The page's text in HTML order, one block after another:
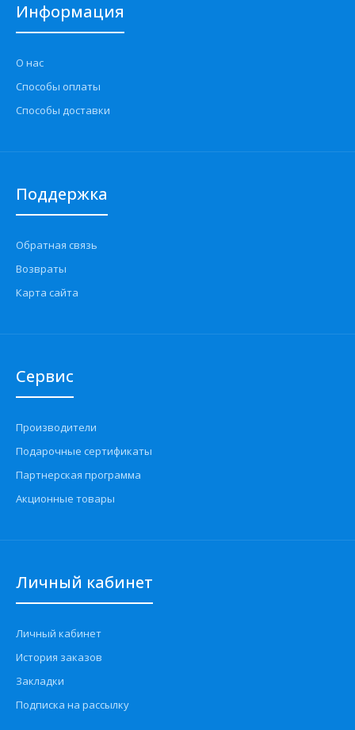
Информация
О нас
Способы оплаты
Способы доставки
Поддержка
Обратная связь
Возвраты
Карта сайта
Сервис
Производители
Подарочные сертификаты
Партнерская программа
Акционные товары
Личный кабинет
Личный кабинет
История заказов
Закладки
Подписка на рассылку